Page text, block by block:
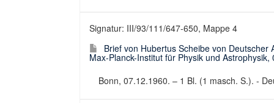
Signatur: III/93/111/647-650, Mappe 4
Brief von Hubertus Scheibe von
Max-Planck-Institut für Physik und Astrophysik,
Bonn, 07.12.1960. – 1 Bl. (1 masch. S.). -